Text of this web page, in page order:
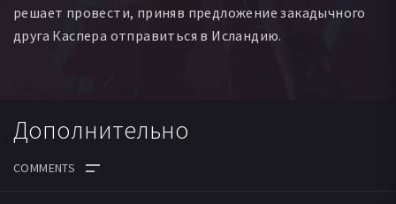
решает провести, приняв предложение закадычного
друга Каспера отправиться в Исландию.
Дополнительно